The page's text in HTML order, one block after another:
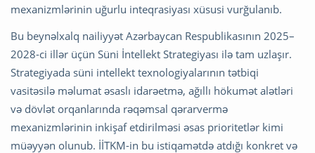
mexanizmlərinin uğurlu inteqrasiyası xüsusi vurğulanıb.
Bu beynəlxalq nailiyyət Azərbaycan Respublikasının 2025–
2028-ci illər üçün Süni İntellekt Strategiyası ilə tam uzlaşır.
Strategiyada süni intellekt texnologiyalarının tətbiqi
vasitəsilə məlumat əsaslı idarəetmə, ağıllı hökumət alətləri
və dövlət orqanlarında rəqəmsal qərarvermə
mexanizmlərinin inkişaf etdirilməsi əsas prioritetlər kimi
müəyyən olunub. İİTKM-in bu istiqamətdə atdığı konkret və